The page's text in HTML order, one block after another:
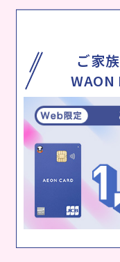
ご家
WAON